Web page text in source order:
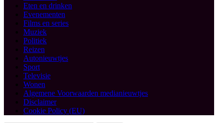
Eten en drinken
Evenementen
Films en series
Muziek
Politiek
Reizen
Autonieuwtjes
Sport
Televisie
Wonen
Algemene Voorwaarden medianieuwtjes
Disclaimer
Cookie Policy (EU)